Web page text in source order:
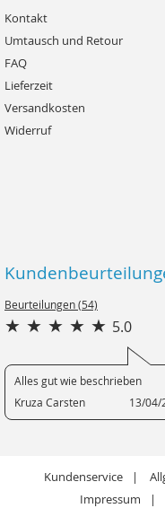
Kontakt
Umtausch und Retour
FAQ
Lieferzeit
Versandkosten
Widerruf
Beurteilungen (54)
5.0
Alles gut wie beschrieben
Kruza Carsten
13/04/
Kundenservice
Impressum